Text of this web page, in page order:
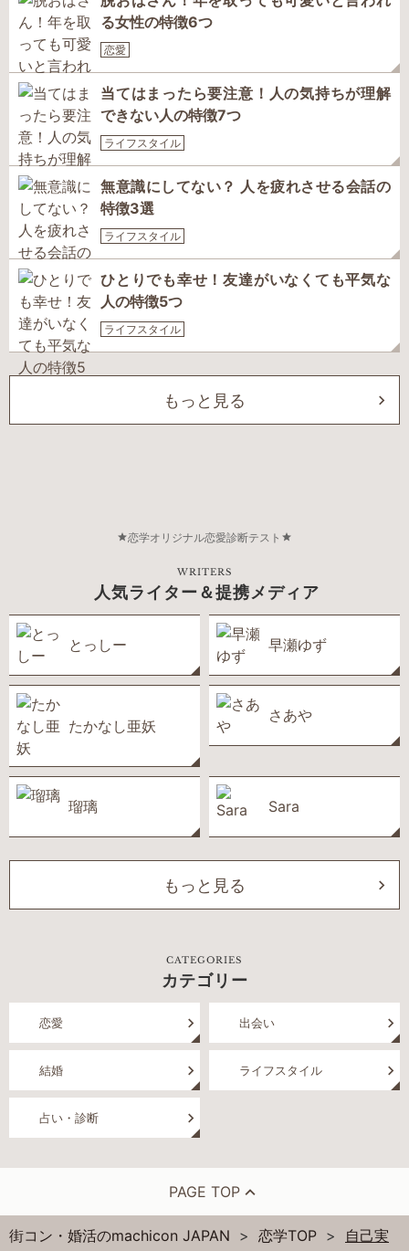
る女性の特徴6つ
恋愛
当てはまったら要注意！人の気持ちが理解
できない人の特徴7つ
ライフスタイル
無意識にしてない？ 人を疲れさせる会話の
特徴3選
ライフスタイル
ひとりでも幸せ！友達がいなくても平気な
人の特徴5つ
ライフスタイル
もっと見る
恋学オリジナル恋愛診断テスト
WRITERS
人気ライター＆提携メディア
とっしー 早瀬ゆず
たかなし亜妖
さあや
瑠璃 Sara
もっと見る
CATEGORIES
カテゴリー
恋愛 出会い
結婚 ライフスタイル
占い・診断
PAGE TOP
街コン・婚活のmachicon JAPAN 恋学TOP
自己実